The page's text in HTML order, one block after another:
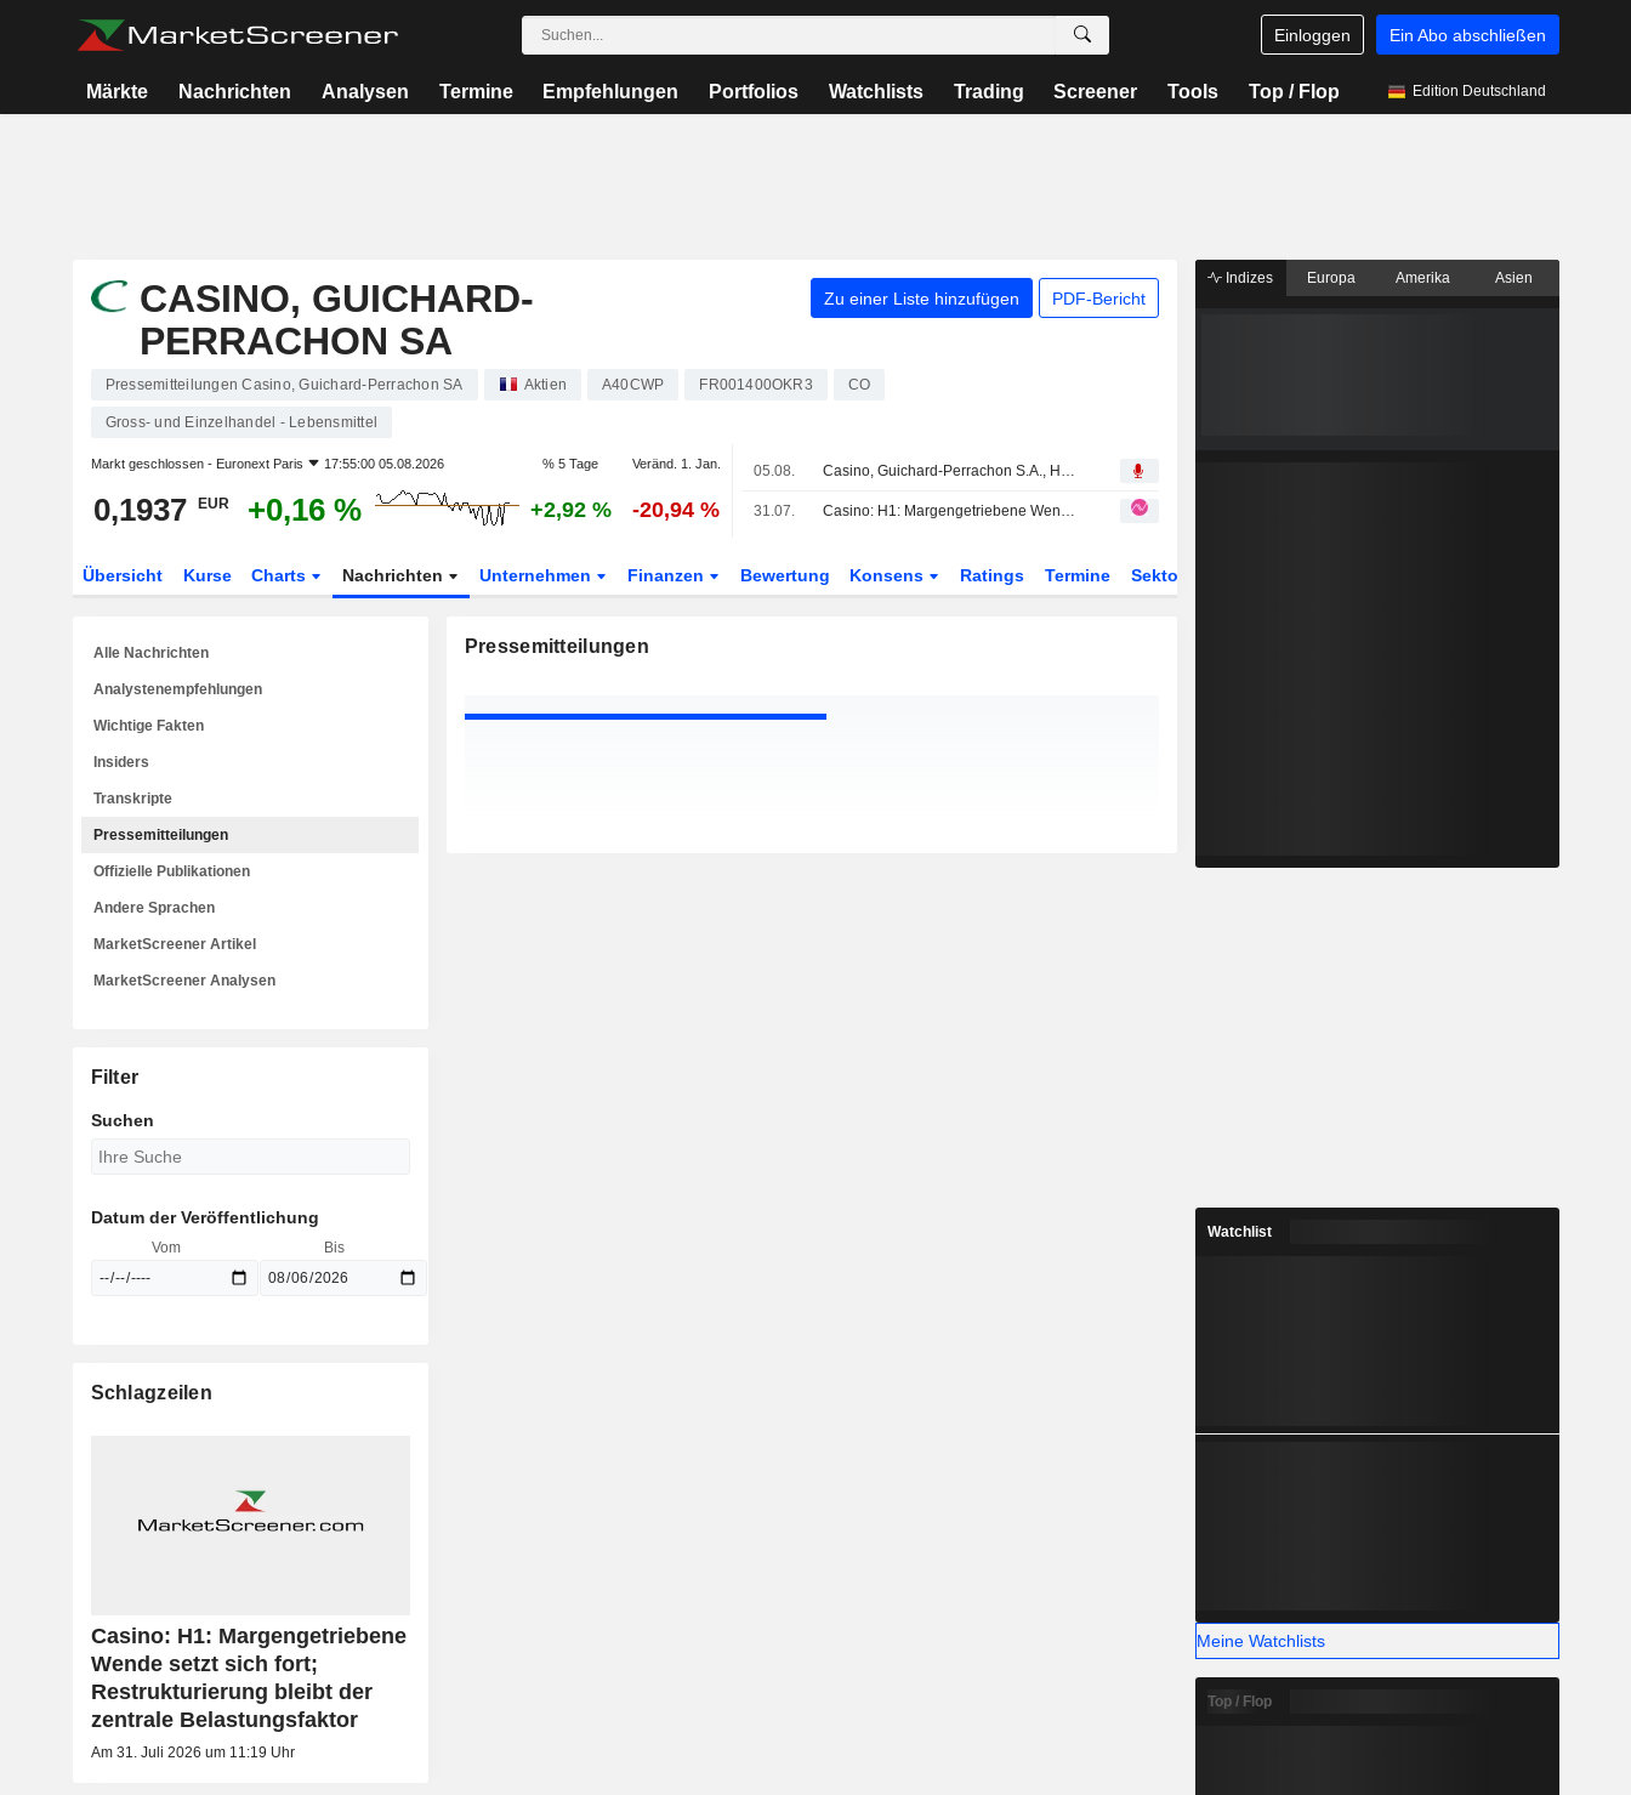
Einloggen Ein Abo abschließen
Märkte Nachrichten Analysen Termine Empfehlungen Portfolios Watchlists Trading Screener Tools Top / Flop Edition Deutschland
CASINO, GUICHARD-
PERRACHON SA
Zu einer Liste hinzufügen PDF-Bericht
Pressemitteilungen Casino, Guichard-Perrachon SA Aktien A40CWP FR001400OKR3 CO
Gross- und Einzelhandel - Lebensmittel
Markt geschlossen - Euronext Paris 17:55:00 05.08.2026 % 5 Tage Veränd. 1. Jan.
0,1937 EUR +0,16 % +2,92 % -20,94 %
05.08. Casino, Guichard-Perrachon S.A., H1 2026 Earnings Call, Jul 30, 2026
31.07. Casino: H1: Margengetriebene Wende setzt sich fort; Restrukturierung bleibt der zentrale Belastungsfaktor
Übersicht Kurse Charts Nachrichten Unternehmen Finanzen Bewertung Konsens Ratings Termine Sektor
Pressemitteilungen
Alle Nachrichten
Analystenempfehlungen
Wichtige Fakten
Insiders
Transkripte
Pressemitteilungen
Offizielle Publikationen
Andere Sprachen
MarketScreener Artikel
MarketScreener Analysen
Filter
Suchen
Datum der Veröffentlichung
Vom Bis
Schlagzeilen
Casino: H1: Margengetriebene
Wende setzt sich fort;
Restrukturierung bleibt der
zentrale Belastungsfaktor
Am 31. Juli 2026 um 11:19 Uhr
Indizes Europa Amerika Asien
Watchlist
Meine Watchlists
Top / Flop